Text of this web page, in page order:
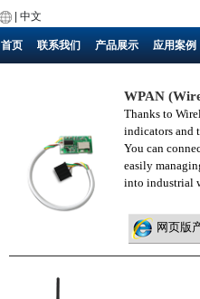
中文
首页 联系我们 产品展示 应用案例
WPAN
Thanks to
indicators and
You can
easily
into industrial
网页版